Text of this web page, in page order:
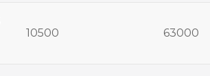
10500 63000